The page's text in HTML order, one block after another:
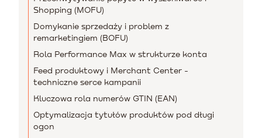
Shopping (MOFU)
Domykanie sprzedaży i problem z
remarketingiem (BOFU)
Rola Performance Max w strukturze konta
Feed produktowy i Merchant Center -
techniczne serce kampanii
Kluczowa rola numerów GTIN (EAN)
Optymalizacja tytułów produktów pod długi
ogon